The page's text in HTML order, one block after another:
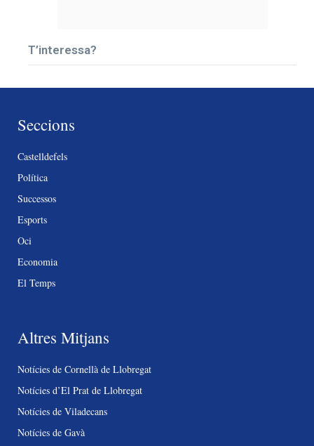
T’interessa?
Seccions
Castelldefels
Política
Successos
Esports
Oci
Economia
El Temps
Altres Mitjans
Notícies de Cornellà de Llobregat
Notícies d’El Prat de Llobregat
Notícies de Viladecans
Notícies de Gavà